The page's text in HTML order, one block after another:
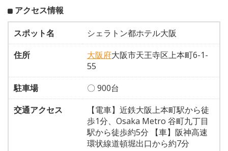
アクセス情報
スポット名
シェラトン都ホテル大阪
住所
大阪府大阪市天王寺区上本町6-1-
55
駐車場
〇 900台
交通アクセス
【電車】近鉄大阪上本町駅から徒
歩1分、Osaka Metro 谷町九丁目
駅から徒歩約5分 【車】阪神高速
環状線道頓堀出口から約7分